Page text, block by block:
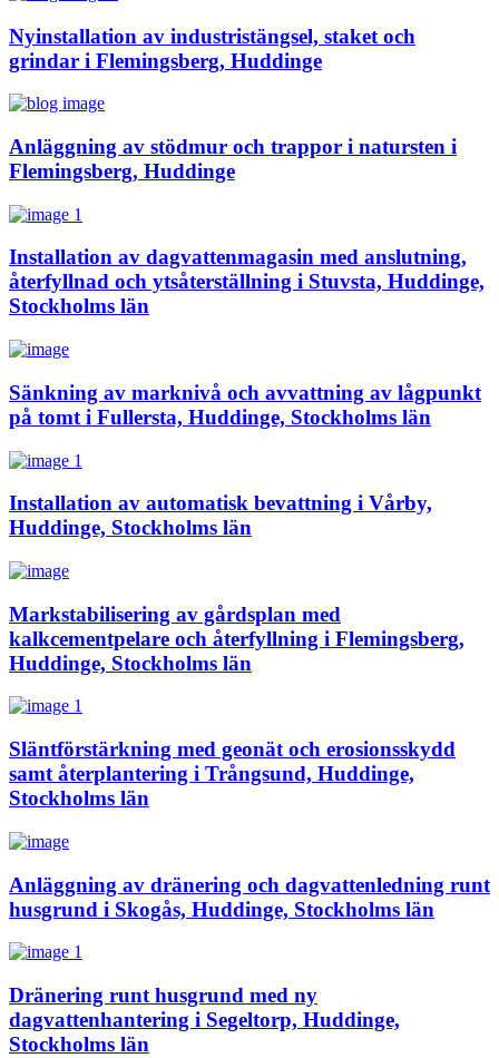
Nyinstallation av industristängsel, staket och
grindar i Flemingsberg, Huddinge
Anläggning av stödmur och trappor i natursten i
Flemingsberg, Huddinge
Installation av dagvattenmagasin med anslutning,
återfyllnad och ytsåterställning i Stuvsta, Huddinge,
Stockholms län
Sänkning av marknivå och avvattning av lågpunkt
på tomt i Fullersta, Huddinge, Stockholms län
Installation av automatisk bevattning i Vårby,
Huddinge, Stockholms län
Markstabilisering av gårdsplan med
kalkcementpelare och återfyllning i Flemingsberg,
Huddinge, Stockholms län
Släntförstärkning med geonät och erosionsskydd
samt återplantering i Trångsund, Huddinge,
Stockholms län
Anläggning av dränering och dagvattenledning runt
husgrund i Skogås, Huddinge, Stockholms län
Dränering runt husgrund med ny
dagvattenhantering i Segeltorp, Huddinge,
Stockholms län